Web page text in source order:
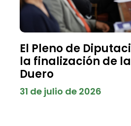
El Pleno de
la finalización de
Duero
31 de julio de 2026